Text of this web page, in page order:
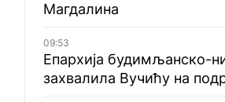
Магдалина
09:53
Епархија будимљанско-
захвалила Вучићу на